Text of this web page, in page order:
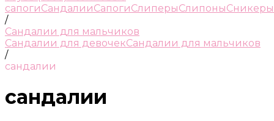
сапогиСандалииСапогиСлиперыСлипоныСникеры
/
Сандалии для мальчиков
Сандалии для девочекСандалии для мальчиков
/
сандалии
сандалии